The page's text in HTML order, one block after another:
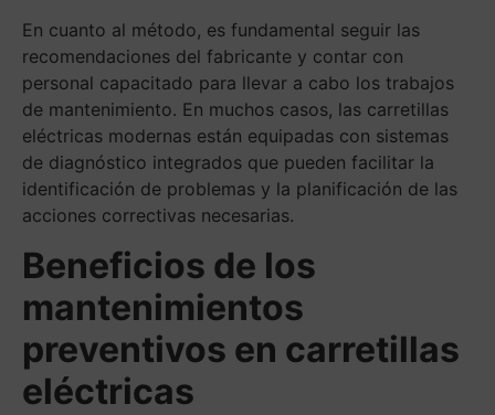
En cuanto al método, es fundamental seguir las
recomendaciones del fabricante y contar con
personal capacitado para llevar a cabo los trabajos
de mantenimiento. En muchos casos, las carretillas
eléctricas modernas están equipadas con sistemas
de diagnóstico integrados que pueden facilitar la
identificación de problemas y la planificación de las
acciones correctivas necesarias.
Beneficios de los
mantenimientos
preventivos en carretillas
eléctricas